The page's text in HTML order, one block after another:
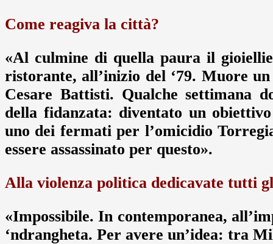
Come reagiva la città?
«Al culmine di quella paura il
ristorante, all’inizio del ‘79. Muore
Cesare Battisti. Qualche settimana
della fidanzata: diventato un
uno dei fermati per l’omicidio
essere assassinato per questo».
Alla violenza politica dedicavate tutti
«Impossibile. In contemporanea,
‘ndrangheta. Per avere un’idea: tra